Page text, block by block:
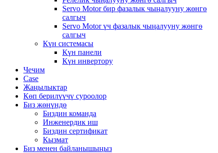
Servo Motor бир фазалык чыңалууну жөнгө
салгыч
Servo Motor үч фазалык чыңалууну жөнгө
салгыч
Күн системасы
Күн панели
Күн инвертору
Чечим
Case
Жаңылыктар
Көп берилүүчү суроолор
Биз жөнүндө
Биздин команда
Инженердик иш
Биздин сертификат
Кызмат
Биз менен байланышыңыз